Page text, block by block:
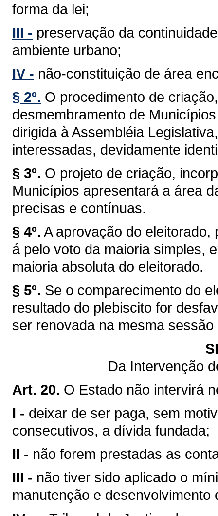
forma da lei;
III - preservação da
ambiente urbano;
IV - não-constituição de área
§ 2º. O procedimento de
desmembramento de
dirigida à Assembléia
interessadas, devidamente
§ 3º. O projeto de criação,
Municípios apresentará a área
precisas e contínuas.
§ 4º. A aprovação do eleitorado,
á pelo voto da maioria simples,
maioria absoluta do eleitorado.
§ 5º. Se o comparecimento do
resultado do plebiscito for
ser renovada na mesma sessão
Da Intervenção
Art. 20. O Estado não intervirá
I - deixar de ser paga, sem
consecutivos, a dívida fundada;
II - não forem prestadas as
III - não tiver sido aplicado o
manutenção e desenvolvimento